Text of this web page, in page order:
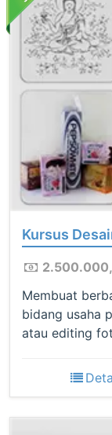
Kursus
Membuat
bidang usaha
atau editing